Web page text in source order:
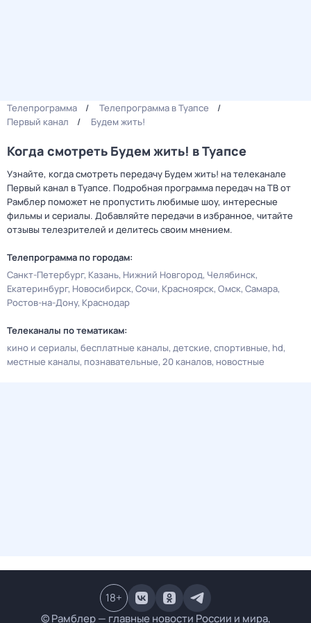
Телепрограмма
Телепрограмма в Туапсе
Первый канал
Будем жить!
Когда смотреть Будем жить! в Туапсе
Узнайте, когда смотреть передачу Будем жить! на телеканале
Первый канал в Туапсе. Подробная программа передач на ТВ от
Рамблер поможет не пропустить любимые шоу, интересные
фильмы и сериалы. Добавляйте передачи в избранное, читайте
отзывы телезрителей и делитесь своим мнением.
Телепрограмма по городам:
Санкт-Петербург Казань Нижний Новгород Челябинск
Екатеринбург Новосибирск Сочи Красноярск Омск Самара
Ростов-на-Дону Краснодар
Телеканалы по тематикам:
кино и сериалы бесплатные каналы детские спортивные hd
местные каналы познавательные 20 каналов новостные
© Рамблер — главные новости России и мира,
18+